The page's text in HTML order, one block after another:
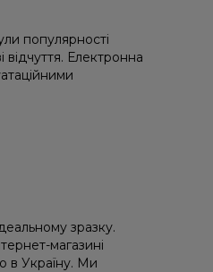
популярності
Електронна
зразку.
магазині
в Україну. Ми